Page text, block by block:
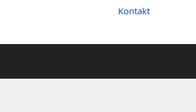
Kontakt